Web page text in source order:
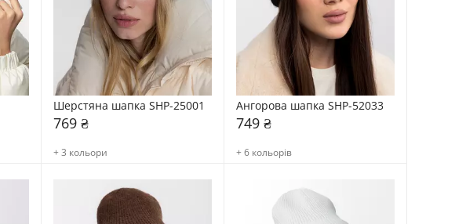
Шерстяна шапка SHP-25001
769 ₴
+ 3 кольори
Ангорова шапка SHP-52033
749 ₴
+ 6 кольорів